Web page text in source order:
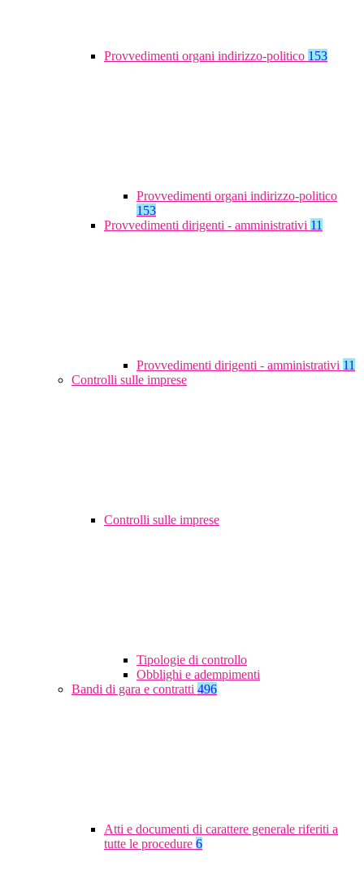
Provvedimenti organi indirizzo-politico 153
Provvedimenti organi indirizzo-politico
153
Provvedimenti dirigenti - amministrativi 11
Provvedimenti dirigenti - amministrativi 11
Controlli sulle imprese
Controlli sulle imprese
Tipologie di controllo
Obblighi e adempimenti
Bandi di gara e contratti 496
Atti e documenti di carattere generale riferiti a
tutte le procedure 6